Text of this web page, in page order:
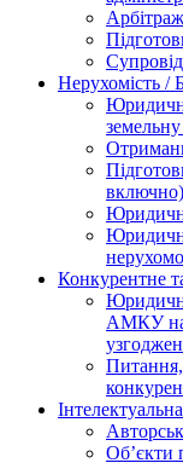
Арбітраж
Нерухомість /
включно)
Конкурентне
АМКУ на
Питання,
Oб’єкти